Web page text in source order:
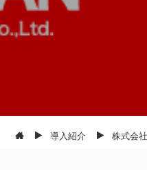
導入紹介 株式会